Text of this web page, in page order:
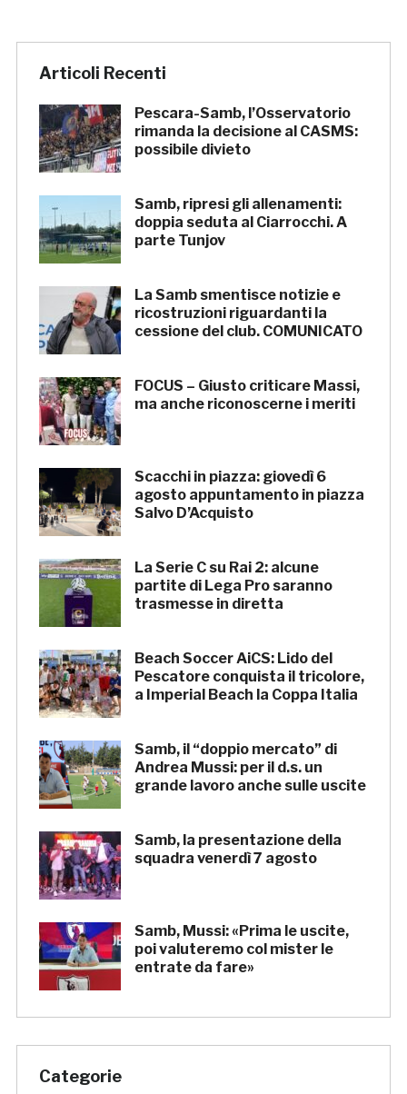
Articoli Recenti
Pescara-Samb, l’Osservatorio
rimanda la decisione al CASMS:
possibile divieto
Samb, ripresi gli allenamenti:
doppia seduta al Ciarrocchi. A
parte Tunjov
La Samb smentisce notizie e
ricostruzioni riguardanti la
cessione del club. COMUNICATO
FOCUS – Giusto criticare Massi,
ma anche riconoscerne i meriti
Scacchi in piazza: giovedì 6
agosto appuntamento in piazza
Salvo D’Acquisto
La Serie C su Rai 2: alcune
partite di Lega Pro saranno
trasmesse in diretta
Beach Soccer AiCS: Lido del
Pescatore conquista il tricolore,
a Imperial Beach la Coppa Italia
Samb, il “doppio mercato” di
Andrea Mussi: per il d.s. un
grande lavoro anche sulle uscite
Samb, la presentazione della
squadra venerdì 7 agosto
Samb, Mussi: «Prima le uscite,
poi valuteremo col mister le
entrate da fare»
Categorie